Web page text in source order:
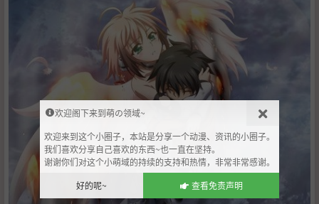
欢迎阁下来到萌の领域~
欢迎来到这个小圈子，本站是分享一个动漫、资讯的小圈子。
我们喜欢分享自己喜欢的东西~也一直在坚持。
谢谢你们对这个小萌域的持续的支持和热情，非常非常感谢。
好的呢~
查看免责声明